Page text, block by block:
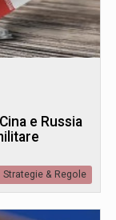
e Russia
Strategie & Regole